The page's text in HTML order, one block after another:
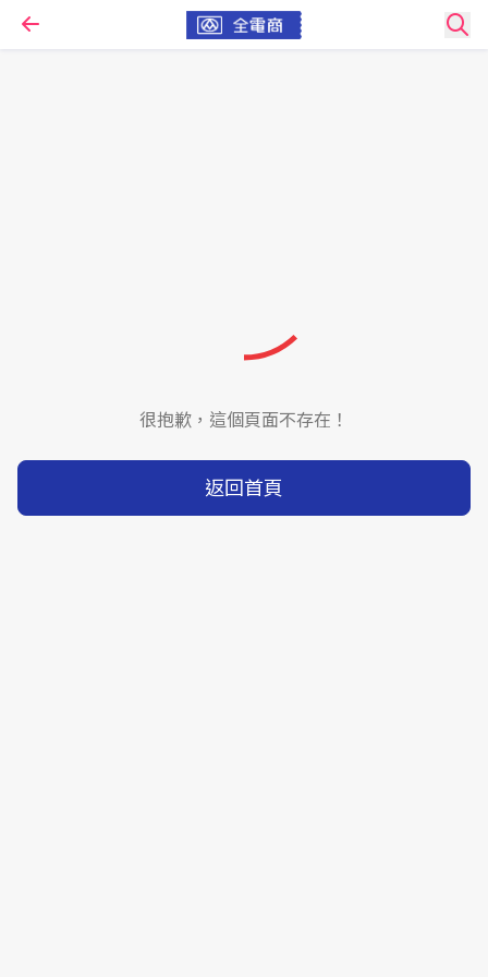
很抱歉，這個頁面不存在！
返回首頁